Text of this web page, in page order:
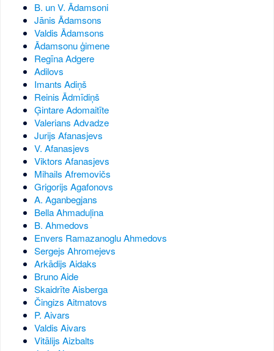
B. un V. Ādamsoni
Jānis Ādamsons
Valdis Ādamsons
Ādamsonu ģimene
Regīna Adgere
Adilovs
Imants Adiņš
Reinis Ādmīdiņš
Ģintare Adomaitīte
Valerians Advadze
Jurijs Afanasjevs
V. Afanasjevs
Viktors Afanasjevs
Mihails Afremovičs
Grigorijs Agafonovs
A. Aganbegjans
Bella Ahmaduļina
B. Ahmedovs
Envers Ramazanoglu Ahmedovs
Sergejs Ahromejevs
Arkādijs Aidaks
Bruno Aide
Skaidrīte Aisberga
Čingizs Aitmatovs
P. Aivars
Valdis Aivars
Vitālijs Aizbalts